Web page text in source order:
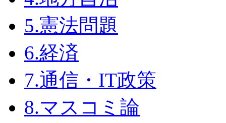
5.憲法問題
6.経済
7.通信・IT政策
8.マスコミ論